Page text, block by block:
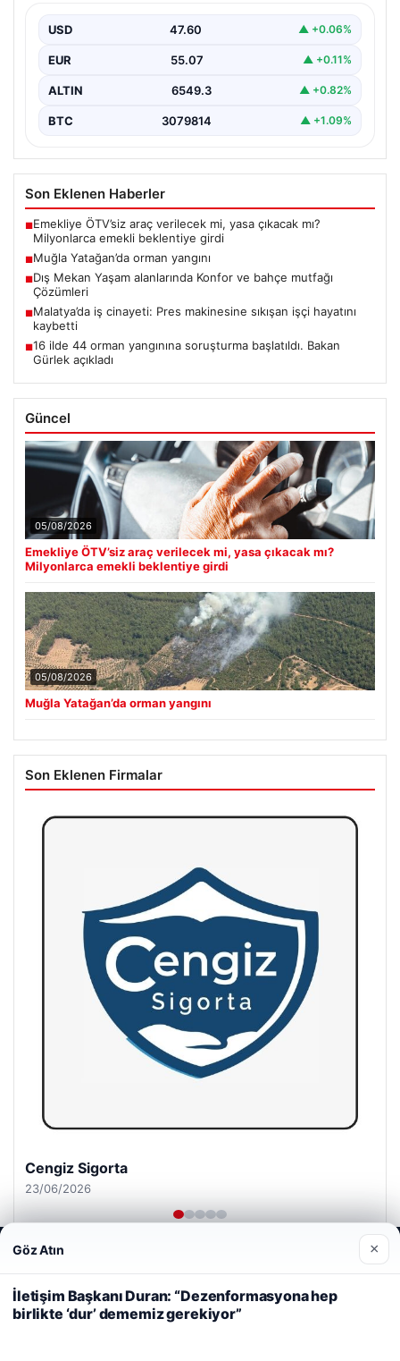
USD 47.60 ▲ +0.06%
EUR 55.07 ▲ +0.11%
ALTIN 6549.3 ▲ +0.82%
BTC 3079814 ▲ +1.09%
Son Eklenen Haberler
■Emekliye ÖTV’siz araç verilecek mi, yasa çıkacak mı?
Milyonlarca emekli beklentiye girdi
■Muğla Yatağan’da orman yangını
■Dış Mekan Yaşam alanlarında Konfor ve bahçe mutfağı
Çözümleri
■Malatya’da iş cinayeti: Pres makinesine sıkışan işçi hayatını
kaybetti
■16 ilde 44 orman yangınına soruşturma başlatıldı. Bakan
Gürlek açıkladı
Güncel
05/08/2026
Emekliye ÖTV’siz araç verilecek mi, yasa çıkacak mı?
Milyonlarca emekli beklentiye girdi
05/08/2026
Muğla Yatağan’da orman yangını
Son Eklenen Firmalar
Cengiz Sigorta
23/06/2026
Web sitemizi nasıl kullandığınızı daha iyi anlayabilmek,
deneyiminizi kişiselleştirmek ve geliştirmek amacıyla çerezler
kullanıyoruz.
Çerez Politikamız
Reddet Kabul Et
Göz Atın ×
İletişim Başkanı Duran: “Dezenformasyona hep
birlikte ‘dur’ dememiz gerekiyor”